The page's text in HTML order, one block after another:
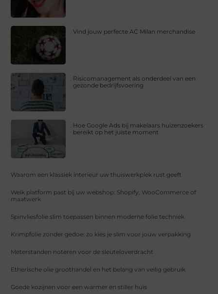
Vind jouw perfecte AC Milan merchandise
Risicomanagement als onderdeel van een
gezonde bedrijfsvoering
Hoe Google Ads bij makelaars huizenzoekers
bereikt op het juiste moment
Waarom een klassiek interieur uw thuiswerkplek rust geeft
Welk platform past bij uw webshop: Shopify, WooCommerce of
maatwerk
Spinvliesfolie slim toepassen binnen moderne folie techniek
Krimpfolie zonder gedoe: zo kies je slim voor jouw verpakking
Meterstanden noteren voor de sleuteloverdracht
Etherische olie groothandel en het belang van veilig gebruik
Goede kozijnen voor een warmer en stiller huis